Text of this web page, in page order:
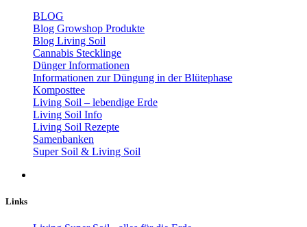
BLOG
Blog Growshop Produkte
Blog Living Soil
Cannabis Stecklinge
Dünger Informationen
Informationen zur Düngung in der Blütephase
Komposttee
Living Soil – lebendige Erde
Living Soil Info
Living Soil Rezepte
Samenbanken
Super Soil & Living Soil
Links